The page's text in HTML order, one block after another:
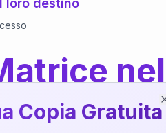
loro destino
nel
Copia Gratuita